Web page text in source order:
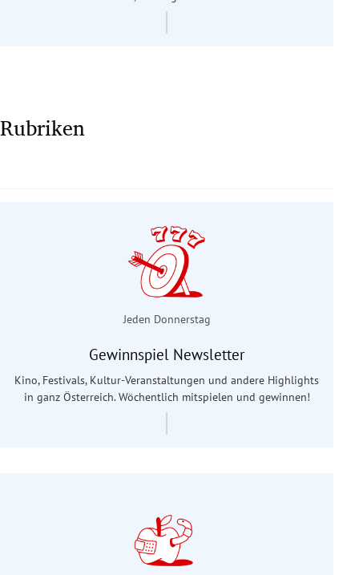
Rubriken
Jeden Donnerstag
Gewinnspiel Newsletter
Kino, Festivals, Kultur-Veranstaltungen und andere Highlights
in ganz Österreich. Wöchentlich mitspielen und gewinnen!